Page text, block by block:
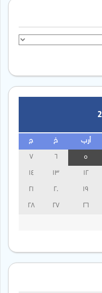
أرب خ ج
13
14
19
20
21
26
27
28